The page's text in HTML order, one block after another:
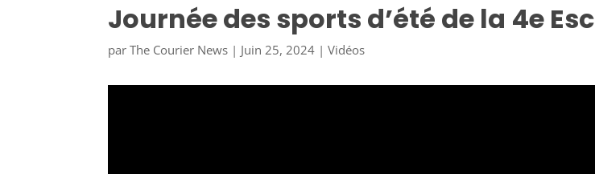
Journée des sports d’été de la 4e
parThe Courier News | Juin 25, 2024 |Vidéos